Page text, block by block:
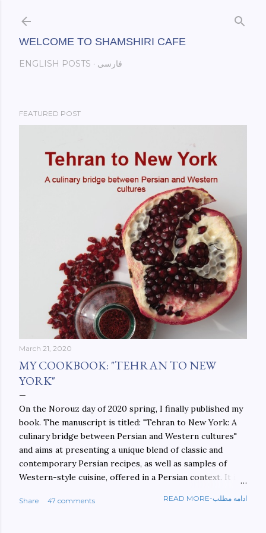
WELCOME TO SHAMSHIRI CAFE
ENGLISH POSTS فارسی
FEATURED POST
March 21, 2020
MY COOKBOOK: "TEHRAN TO NEW
YORK"
On the Norouz day of 2020 spring, I finally published my
book. The manuscript is titled: "Tehran to New York: A
culinary bridge between Persian and Western cultures"
and aims at presenting a unique blend of classic and
contemporary Persian recipes, as well as samples of
Western-style cuisine, offered in a Persian context. It is
walls. This book aims at constructing a bridge between
Share 47 comments READ MORE-ادامه مطلب